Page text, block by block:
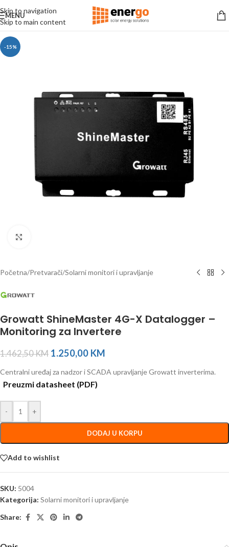
Skip to navigation
Skip to main content
MENU
-15%
Početna/Pretvarači/Solarni monitori i upravljanje
Growatt ShineMaster 4G-X Datalogger –
Monitoring za Invertere
1.462,50KM 1.250,00 KM
Centralni uređaj za nadzor i SCADA upravljanje Growatt inverterima.
Preuzmi datasheet (PDF)
- +
DODAJ U KORPU
Add to wishlist
SKU: 5004
Kategorija: Solarni monitori i upravljanje
Share: